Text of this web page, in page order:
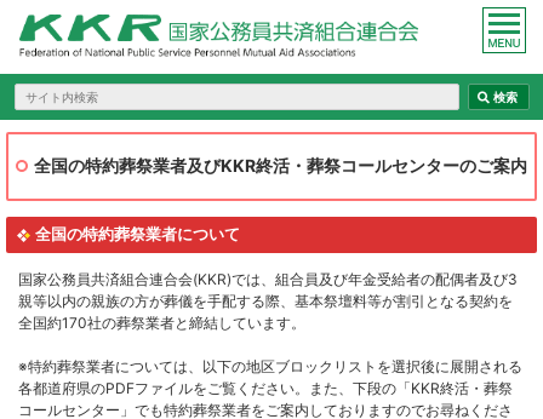
全国の特約葬祭業者及びKKR終活・葬祭コールセンターのご案内
全国の特約葬祭業者について
国家公務員共済組合連合会(KKR)では、組合員及び年金受給者の配偶者及び3
親等以内の親族の方が葬儀を手配する際、基本祭壇料等が割引となる契約を
全国約170社の葬祭業者と締結しています。
※特約葬祭業者については、以下の地区ブロックリストを選択後に展開される
各都道府県のPDFファイルをご覧ください。また、下段の「KKR終活・葬祭
コールセンター」でも特約葬祭業者をご案内しておりますのでお尋ねくださ